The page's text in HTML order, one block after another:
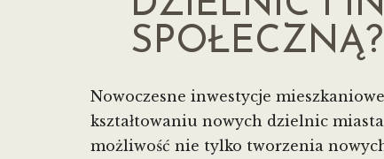
SPOŁECZNĄ?
Nowoczesne inwestycje
kształtowaniu nowych dzielnic
możliwość nie tylko tworzenia